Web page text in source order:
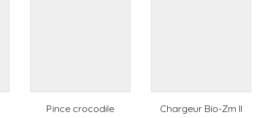
Pince crocodile Chargeur Bio-Zm II